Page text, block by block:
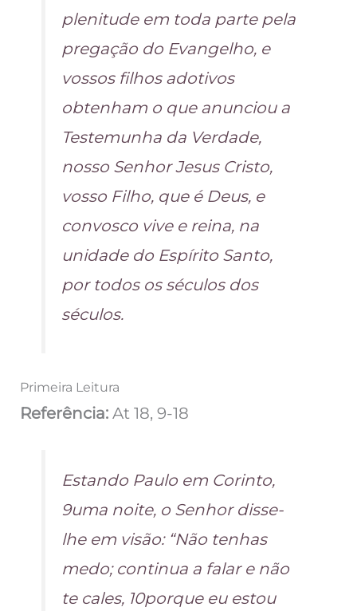
plenitude em toda parte pela
pregação do Evangelho, e
vossos filhos adotivos
obtenham o que anunciou a
Testemunha da Verdade,
nosso Senhor Jesus Cristo,
vosso Filho, que é Deus, e
convosco vive e reina, na
unidade do Espírito Santo,
por todos os séculos dos
séculos.
Primeira Leitura
Referência: At 18, 9-18
Estando Paulo em Corinto,
9uma noite, o Senhor disse-
lhe em visão: “Não tenhas
medo; continua a falar e não
te cales, 10porque eu estou